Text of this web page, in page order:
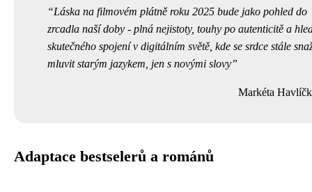
Láska na filmovém plátně roku 2025 bude jako pohled do
zrcadla naší doby - plná nejistoty, touhy po autenticitě a
skutečného spojení v digitálním světě, kde se srdce stále
mluvit starým jazykem, jen s novými slovy
Markéta
Adaptace bestselerů a románů